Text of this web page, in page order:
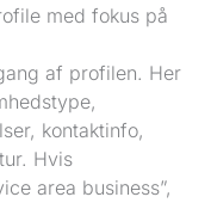
med fokus på
af profilen. Her
kontaktinfo,
Hvis
area business”,